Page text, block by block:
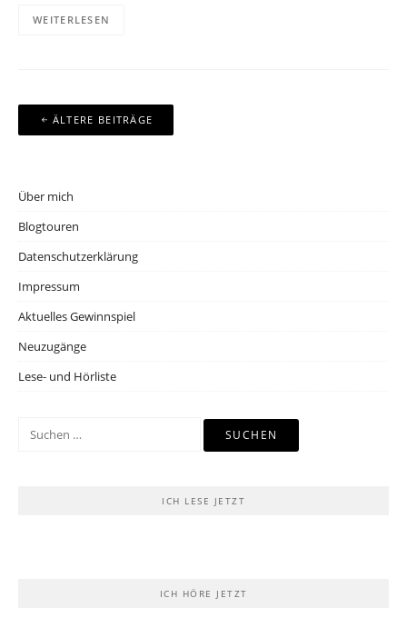
WEITERLESEN
Beitragsnavigation
ÄLTERE BEITRÄGE
Über mich
Blogtouren
Datenschutzerklärung
Impressum
Aktuelles Gewinnspiel
Neuzugänge
Lese- und Hörliste
Suchen
ICH LESE JETZT
ICH HÖRE JETZT